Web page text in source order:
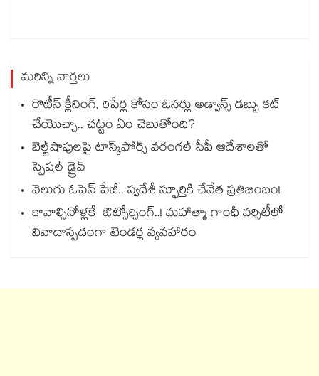
మరిన్ని వార్తలు
రొటీన్ క్లీనింగ్, రిపేర్ల కోసం ఓనర్లు అడ్వాన్స్ డబ్బు కట్
చేయెుచ్చా.. చట్టం ఏం చెబుతోంది?
బెల్ట్‌‌‌‌‌‌‌‌‌‌‌‌‌‌‌‌‌‌‌‌‌‌‌‌‌‌‌‌‌‌‌‌షాపులపై టాస్క్‌‌‌‌‌‌‌‌‌‌‌‌‌‌‌‌‌‌‌‌‌‌‌‌‌‌‌‌‌‌‌‌ఫోర్స్ వరంగల్‌‌‌‌‌‌‌‌‌‌‌‌‌‌‌‌‌‌‌‌‌‌‌‌‌‌‌‌‌‌‌‌ సీపీ ఆదేశాలతో
స్పెషల్ డ్రైవ్‌‌‌‌‌‌‌‌‌‌‌‌‌‌‌‌‌‌‌‌‌‌‌‌‌‌‌‌‌‌‌‌
వెలుగు ఓపెన్ పేజీ.. స్వదేశీ స్ఫూర్తికి చేనేత ప్రతిబింబం!
కావాల్సినోళ్లకే ఔట్సోర్సింగ్..! మహాత్మా గాంధీ వర్సిటీలో
వివాదాస్పదంగా టెండర్ల వ్యవహారం